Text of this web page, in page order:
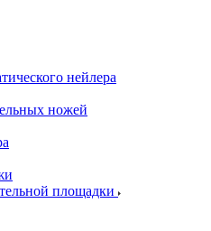
нейлера
ножей
площадки